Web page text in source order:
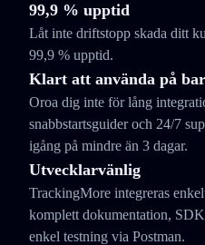
99,9 % upptid
Låt inte driftstopp skada ditt
99,9 % upptid.
Klart att använda på
Oroa dig inte för lång
snabbstartsguider och 24/7
igång på mindre än 3 dagar.
Utvecklarvänlig
TrackingMore integreras
komplett dokumentation,
enkel testning via Postman.